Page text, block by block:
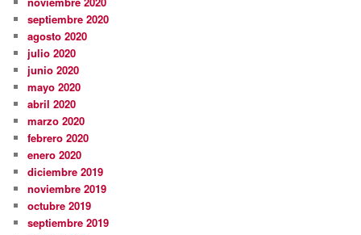
septiembre 2020
agosto 2020
julio 2020
junio 2020
mayo 2020
abril 2020
marzo 2020
febrero 2020
enero 2020
diciembre 2019
noviembre 2019
octubre 2019
septiembre 2019